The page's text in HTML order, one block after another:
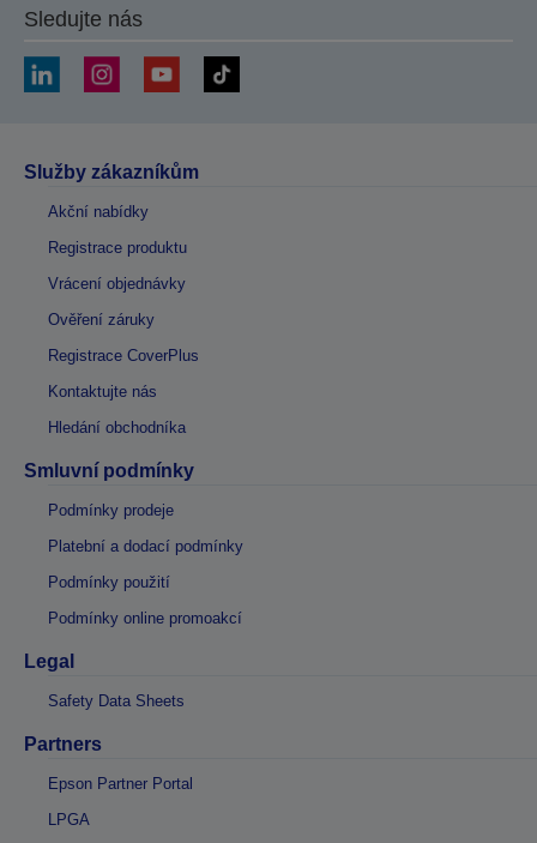
Sledujte nás
Služby zákazníkům
Akční nabídky
Registrace produktu
Vrácení objednávky
Ověření záruky
Registrace CoverPlus
Kontaktujte nás
Hledání obchodníka
Smluvní podmínky
Podmínky prodeje
Platební a dodací podmínky
Podmínky použití
Podmínky online promoakcí
Legal
Safety Data Sheets
Partners
Epson Partner Portal
LPGA